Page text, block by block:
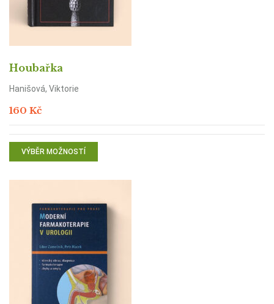
Houbařka
Hanišová, Viktorie
160 Kč
VÝBĚR MOŽNOSTÍ